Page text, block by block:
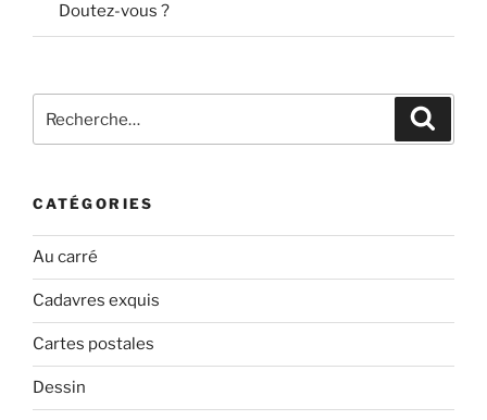
Doutez-vous ?
pour
CATÉGORIES
Au carré
Cadavres exquis
Cartes postales
Dessin